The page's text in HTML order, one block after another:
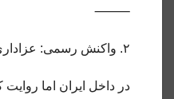
⸻
۲. واکنش رسمی: عزاداری و نمایشی از ادامه اقتدار
در داخل ایران اما روایت